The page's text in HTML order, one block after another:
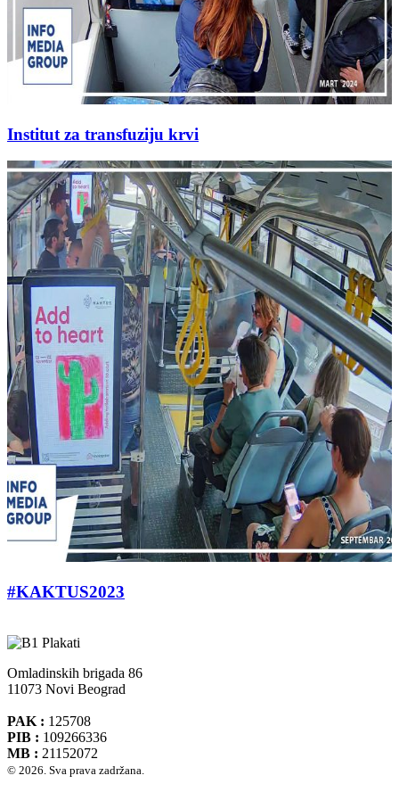
Institut za transfuziju krvi
#KAKTUS2023
Omladinskih brigada 86
11073 Novi Beograd
PAK : 125708
PIB : 109266336
MB : 21152072
© 2026. Sva prava zadržana.